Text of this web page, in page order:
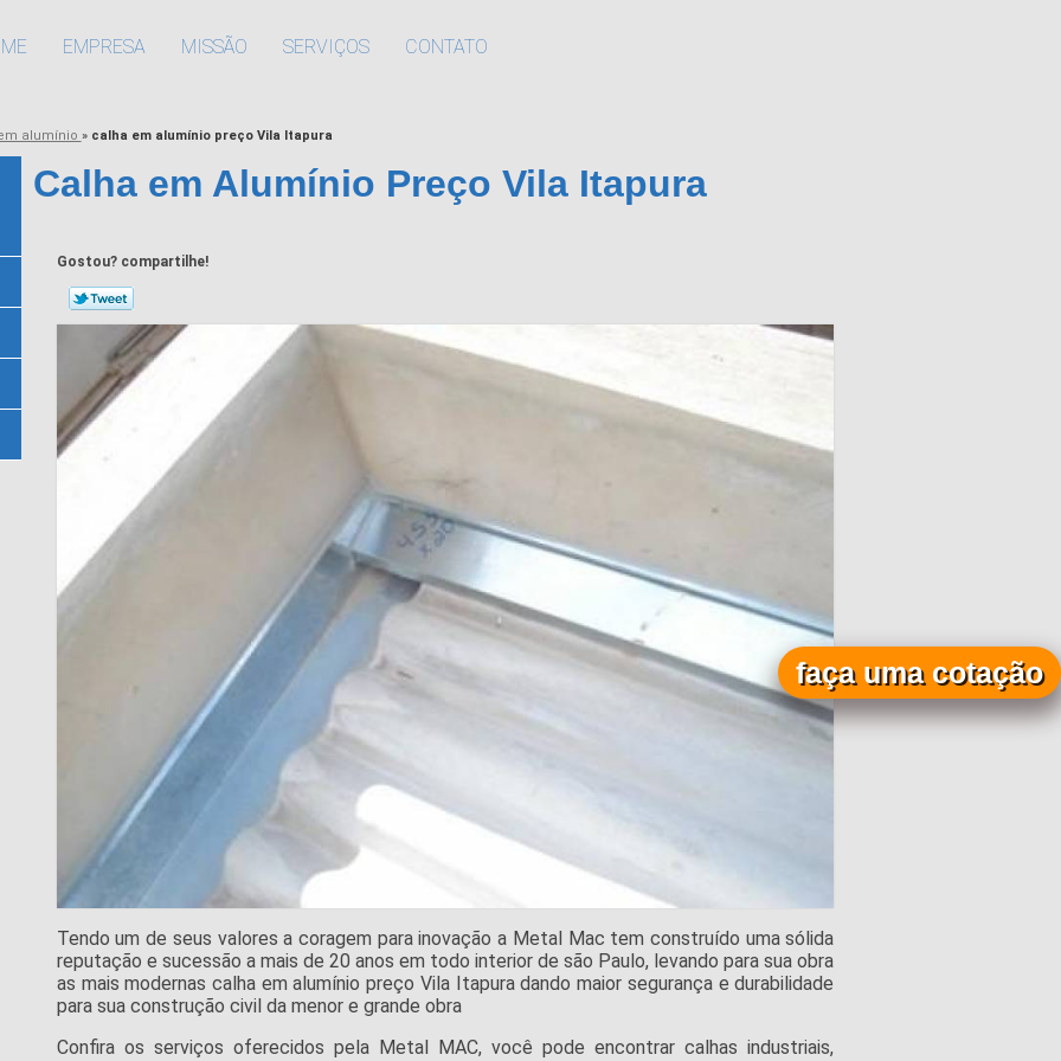
EMPRESA MISSÃO SERVIÇOS CONTATO
alumínio » calha em alumínio preço Vila Itapura
Calha em Alumínio Preço Vila Itapura
Gostou? compartilhe!
Tendo um de seus valores a coragem para inovação a Metal Mac tem construído uma sólida
reputação e sucessão a mais de 20 anos em todo interior de são Paulo, levando para sua obra
as mais modernas calha em alumínio preço Vila Itapura dando maior segurança e durabilidade
para sua construção civil da menor e grande obra
Confira os serviços oferecidos pela Metal MAC, você pode encontrar calhas industriais,
faça uma cotação